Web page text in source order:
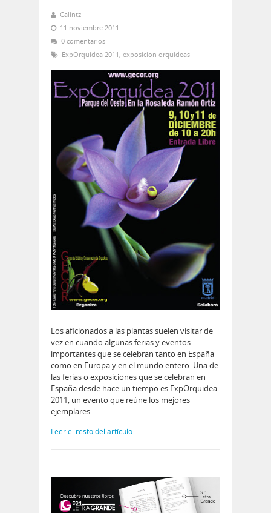
Calintz
11 noviembre 2011
0 comentarios
ExpOrquidea 2011, exposicion orquideas
Los aficionados a las plantas suelen visitar de
vez en cuando algunas ferias y eventos
importantes que se celebran tanto en España
como en Europa y en el mundo entero. Una de
las ferias o exposiciones que se celebran en
España desde hace un tiempo es ExpOrquidea
2011, un evento que reúne los mejores
ejemplares…
Leer el resto del artículo